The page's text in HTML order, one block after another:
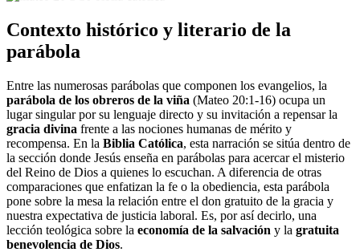
Contexto histórico y literario de la
parábola
Entre las numerosas parábolas que componen los evangelios, la
parábola de los obreros de la viña (Mateo 20:1-16) ocupa un
lugar singular por su lenguaje directo y su invitación a repensar la
gracia divina frente a las nociones humanas de mérito y
recompensa. En la Biblia Católica, esta narración se sitúa dentro de
la sección donde Jesús enseña en parábolas para acercar el misterio
del Reino de Dios a quienes lo escuchan. A diferencia de otras
comparaciones que enfatizan la fe o la obediencia, esta parábola
pone sobre la mesa la relación entre el don gratuito de la gracia y
nuestra expectativa de justicia laboral. Es, por así decirlo, una
lección teológica sobre la economía de la salvación y la gratuita
benevolencia de Dios.